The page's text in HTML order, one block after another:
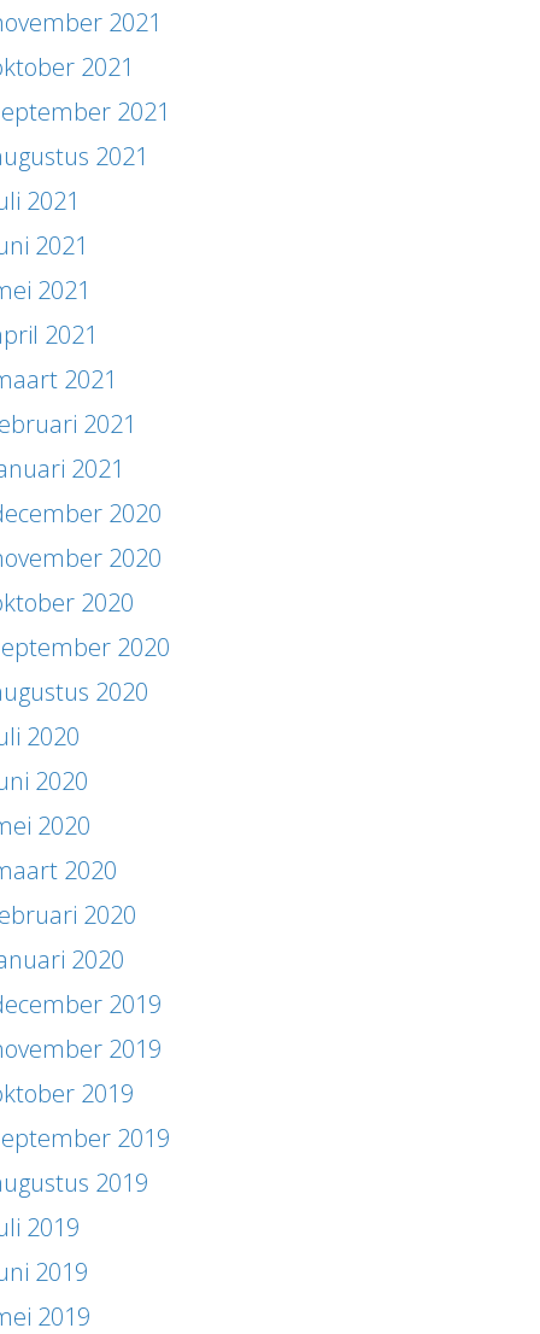
2021
2021
2021
2021
2021
2021
2021
2021
2021
2021
2021
2020
2020
2020
2020
2020
2020
2020
2020
2020
2020
2020
2019
2019
2019
2019
2019
2019
2019
2019